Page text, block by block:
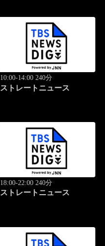
10:00-14:00 240分
ストレートニュース
18:00-22:00 240分
ストレートニュース